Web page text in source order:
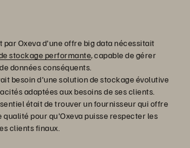
par Oxeva d'une offre big data nécessitait
stockage performante, capable de gérer
données conséquents.
besoin d'une solution de stockage évolutive
adaptées aux besoins de ses clients.
était de trouver un fournisseur qui offre
qualité pour qu'Oxeva puisse respecter les
clients finaux.